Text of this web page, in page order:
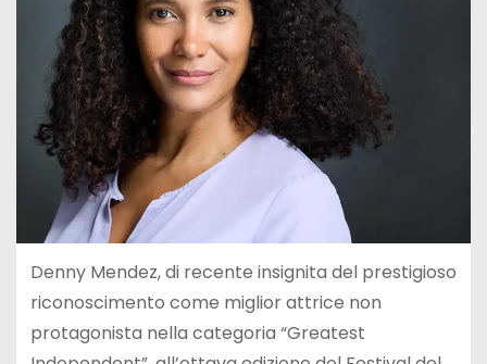
Denny Mendez, di recente insignita del prestigioso
riconoscimento come miglior attrice non
protagonista nella categoria “Greatest